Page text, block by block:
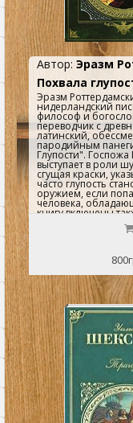
Автор: Эразм
Похвала
Эразм
нидерландский
философ и
переводчик с
латинский,
пародийным
Глупости".
выступает в роли
сгущая краски,
часто глупость
оружием, если
человека,
книгу включены
сборник диалогов
запросто",
людей".
"Похвала
стр. 5-36 Похвала
Эразм
Губер стр. 37-162
орлом Автор:
Перевод: Симон
Разговоры
Роттердамский
Маркиш стр. 203-
людей Автор:
Рубеан, Муциан
Перевод: Виктор
Примечания
Симон Маркиш стр.
переплет, 640 стр..
(130х200 мм)..